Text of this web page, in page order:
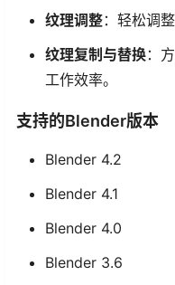
纹理调整：轻松调
纹理复制与替换：
工作效率。
支持的Blender版本
Blender 4.2
Blender 4.1
Blender 4.0
Blender 3.6